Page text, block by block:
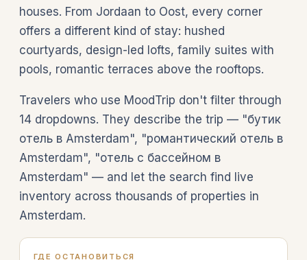
houses. From Jordaan to Oost, every corner
offers a different kind of stay: hushed
courtyards, design-led lofts, family suites with
pools, romantic terraces above the rooftops.
Travelers who use MoodTrip don't filter through
14 dropdowns. They describe the trip — "бутик
отель в Amsterdam", "романтический отель в
Amsterdam", "отель с бассейном в
Amsterdam" — and let the search find live
inventory across thousands of properties in
Amsterdam.
ГДЕ ОСТАНОВИТЬСЯ